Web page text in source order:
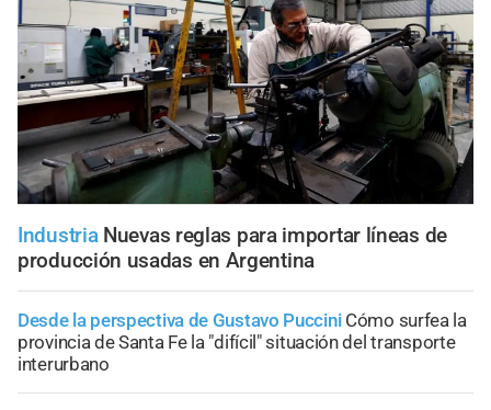
Industria Nuevas reglas para importar líneas de
producción usadas en Argentina
Desde la perspectiva de Gustavo Puccini Cómo surfea la
provincia de Santa Fe la "difícil" situación del transporte
interurbano